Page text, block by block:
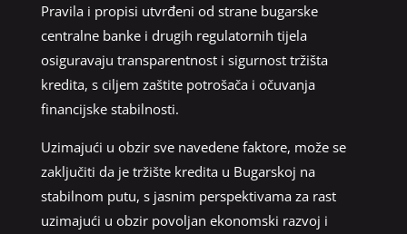
Pravila i propisi utvrđeni od strane bugarske
centralne banke i drugih regulatornih tijela
osiguravaju transparentnost i sigurnost tržišta
kredita, s ciljem zaštite potrošača i očuvanja
financijske stabilnosti.
Uzimajući u obzir sve navedene faktore, može se
zaključiti da je tržište kredita u Bugarskoj na
stabilnom putu, s jasnim perspektivama za rast
uzimajući u obzir povoljan ekonomski razvoj i